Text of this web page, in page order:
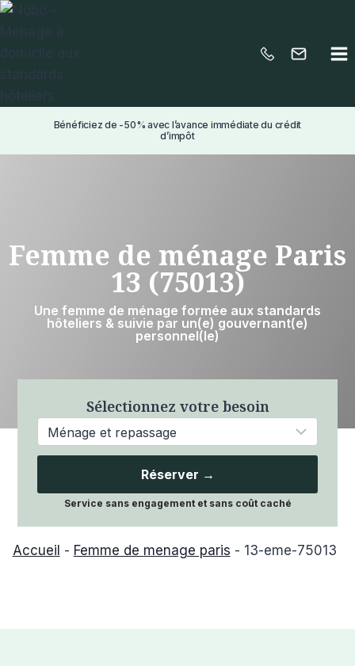
Aller
Bénéficiez de -50% avec l’avance immédiate du crédit
d’impôt
Femme de ménage Paris
13 (75013)
Une femme de ménage formée aux standards
hôteliers & suivie par un(e) gouvernant(e)
personnel(le)
Sélectionnez votre besoin
Réserver →
Service sans engagement et sans coût caché
Accueil - Femme de menage paris - 13-eme-75013